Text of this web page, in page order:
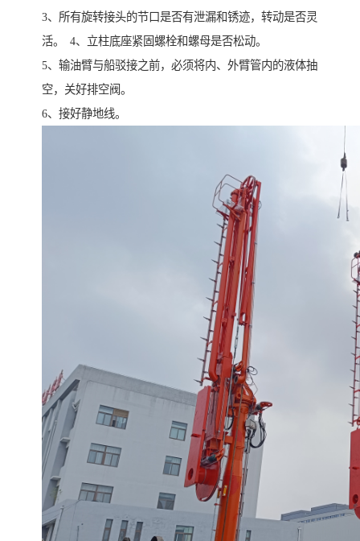
3、所有旋转接头的节口是否有泄漏和锈迹，转动是否灵
活。 4、立柱底座紧固螺栓和螺母是否松动。
5、输油臂与船驳接之前，必须将内、外臂管内的液体抽
空，关好排空阀。
6、接好静地线。